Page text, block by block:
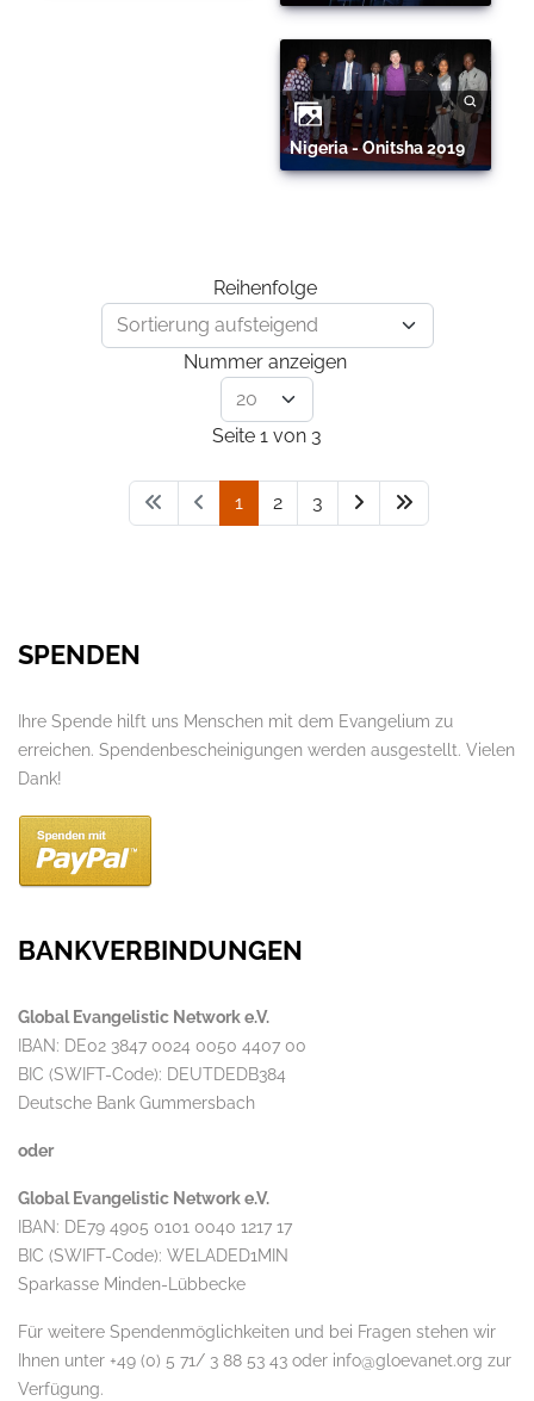
Nigeria - Onitsha 2019
Reihenfolge
Nummer anzeigen
Seite 1 von 3
1 2 3
SPENDEN
Ihre Spende hilft uns Menschen mit dem Evangelium zu
erreichen. Spendenbescheinigungen werden ausgestellt. Vielen
Dank!
BANKVERBINDUNGEN
Global Evangelistic Network e.V.
IBAN: DE02 3847 0024 0050 4407 00
BIC (SWIFT-Code): DEUTDEDB384
Deutsche Bank Gummersbach
oder
Global Evangelistic Network e.V.
IBAN: DE79 4905 0101 0040 1217 17
BIC (SWIFT-Code): WELADED1MIN
Sparkasse Minden-Lübbecke
Für weitere Spendenmöglichkeiten und bei Fragen stehen wir
Ihnen unter +49 (0) 5 71/ 3 88 53 43 oder info@gloevanet.org zur
Verfügung.